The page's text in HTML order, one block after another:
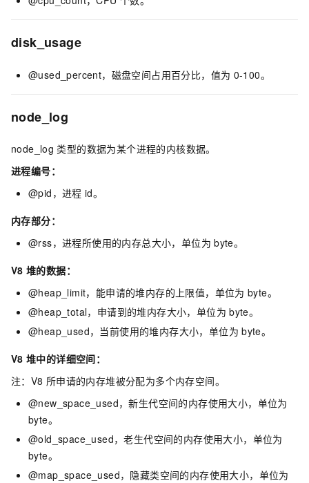
disk_usage
@used_percent，磁盘空间占用百分比，值为 0-100。
node_log
node_log 类型的数据为某个进程的内核数据。
进程编号：
@pid，进程 id。
内存部分：
@rss，进程所使用的内存总大小，单位为 byte。
V8 堆的数据：
@heap_limit，能申请的堆内存的上限值，单位为 byte。
@heap_total，申请到的堆内存大小，单位为 byte。
@heap_used，当前使用的堆内存大小，单位为 byte。
V8 堆中的详细空间：
注：V8 所申请的内存堆被分配为多个内存空间。
@new_space_used，新生代空间的内存使用大小，单位为
byte。
@old_space_used，老生代空间的内存使用大小，单位为
byte。
@map_space_used，隐藏类空间的内存使用大小，单位为